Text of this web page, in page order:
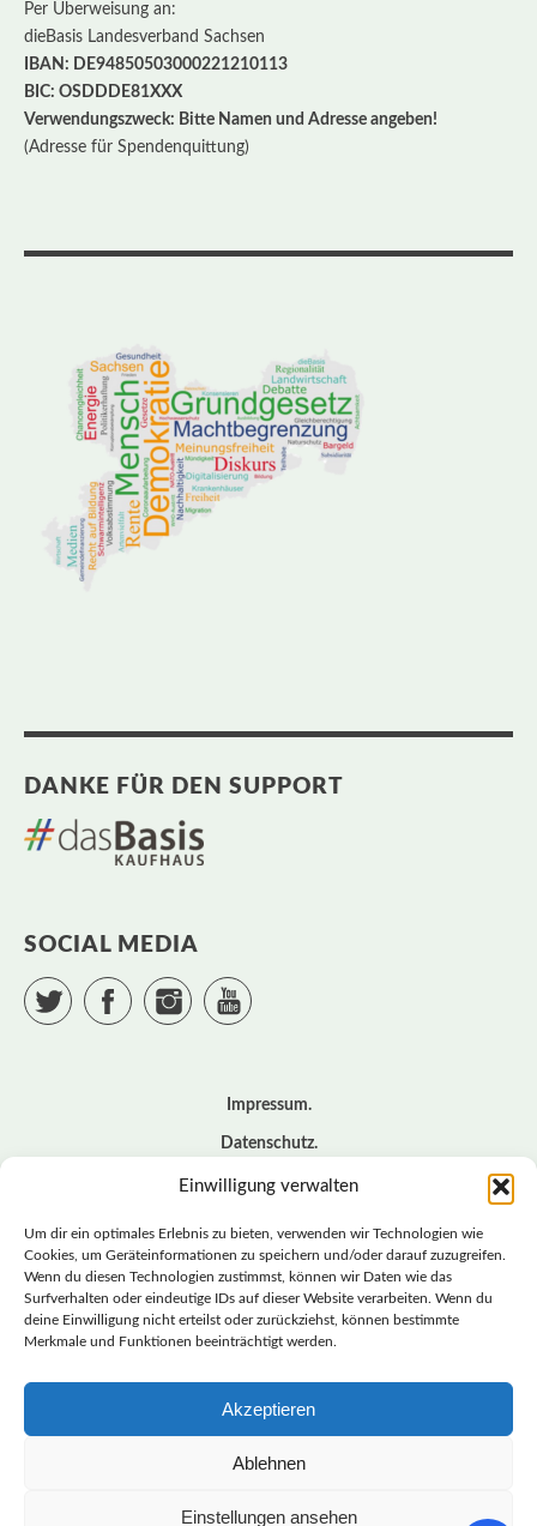
Einwilligung verwalten
Um dir ein optimales Erlebnis zu bieten, verwenden wir Technologien wie
Cookies, um Geräteinformationen zu speichern und/oder darauf zuzugreifen.
Wenn du diesen Technologien zustimmst, können wir Daten wie das
Surfverhalten oder eindeutige IDs auf dieser Website verarbeiten. Wenn du
deine Einwilligung nicht erteilst oder zurückziehst, können bestimmte
Merkmale und Funktionen beeinträchtigt werden.
Akzeptieren
Ablehnen
Einstellungen ansehen
Per Überweisung an:
dieBasis Landesverband Sachsen
IBAN: DE94850503000221210113
BIC: OSDDDE81XXX
Verwendungszweck: Bitte Namen und Adresse angeben!
(Adresse für Spendenquittung)
DANKE FÜR DEN SUPPORT
SOCIAL MEDIA
Twitter Facebook Instagram
Impressum
Datenschutz
Cookie – Richtlinie (EU)
© BASISDEMOKRATISCHE PARTEI DEUTSCHLAND *
LANDESVERBAND SACHSEN
LANDESVERBAND
SACHSEN | DIEBASIS
BASISDEMOKRATISCHE PARTEI DEUTSCHLAND –